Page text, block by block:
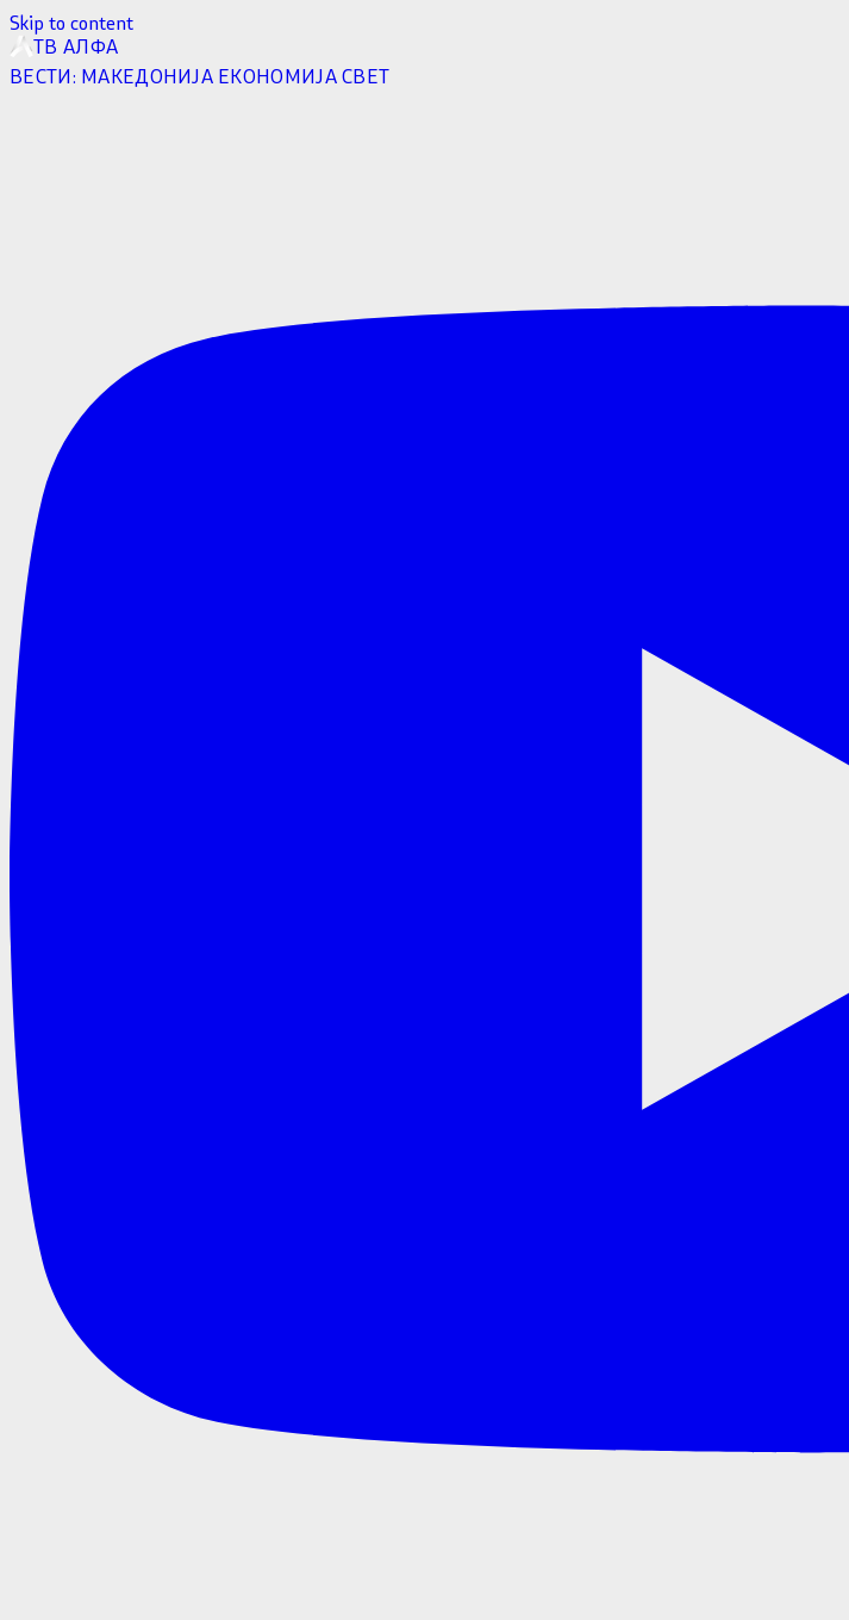
Skip to content
ТВ АЛФА
ВЕСТИ: МАКЕДОНИЈА ЕКОНОМИЈАСВЕТ